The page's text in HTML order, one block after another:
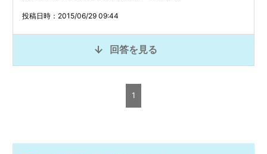
投稿日時：2015/06/29 09:44
回答を見る
1